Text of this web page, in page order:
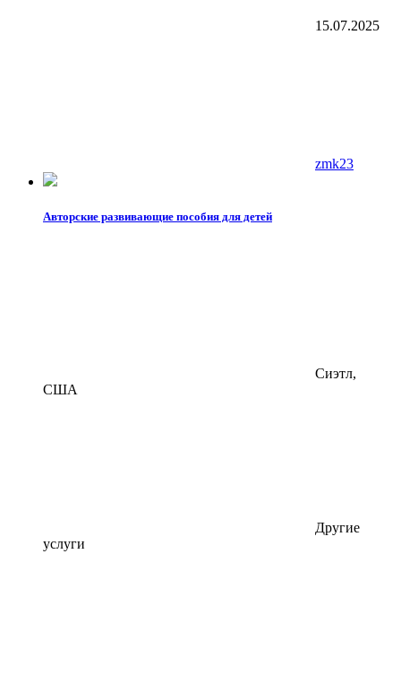
15.07.2025
zmk23
Авторские развивающие пособия для детей
Сиэтл,
США
Другие
услуги